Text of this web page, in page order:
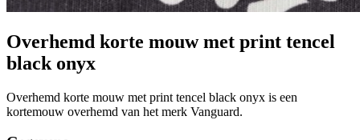
Overhemd korte mouw met print tencel
black onyx
Overhemd korte mouw met print tencel black onyx is een
kortemouw overhemd van het merk Vanguard.